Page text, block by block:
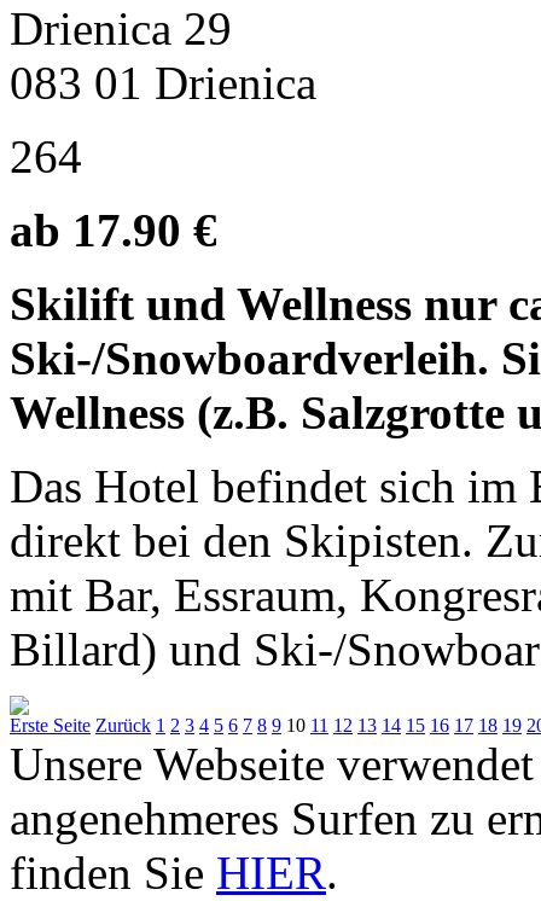
Drienica 29
083 01 Drienica
264
ab 17.90 €
Skilift und Wellness nur
Ski-/Snowboardverleih.
Wellness (z.B. Salzgrotte
Das Hotel befindet sich im
direkt bei den Skipisten.
mit Bar, Essraum,
Billard) und Ski-/
Erste Seite Zurück 1 2 3 4 5 6 7 8 9 10 11 12 13 14 15 16 17 18 19
Unsere Webseite
angenehmeres Surfen zu
finden Sie HIER.